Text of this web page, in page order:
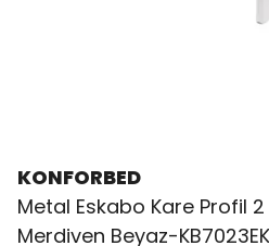
KONFORBED
Metal Eskabo Kare Profil 2
Merdiven Beyaz-